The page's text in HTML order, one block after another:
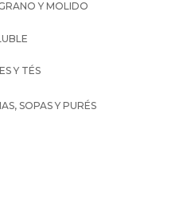
Y MOLIDO
Y TÉS
SOPAS Y PURÉS